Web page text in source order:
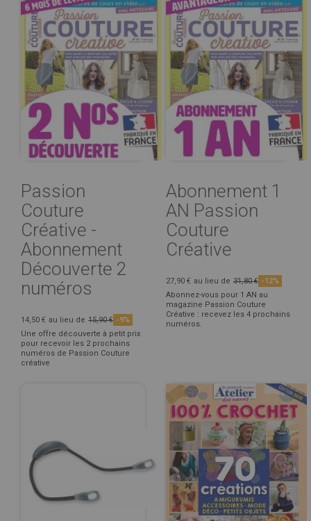
Passion
Couture
Créative -
Abonnement
Découverte 2
numéros
14,50 € au lieu de 15,90 € -9%
Une offre découverte à petit prix
pour recevoir les 2 prochains
numéros de Passion Couture
créative
Abonnement 1
AN Passion
Couture
Créative
27,90 € au lieu de 31,80 € -12%
Abonnez-vous pour 1 AN au
magazine Passion Couture
Créative : recevez les 4 prochains
numéros.